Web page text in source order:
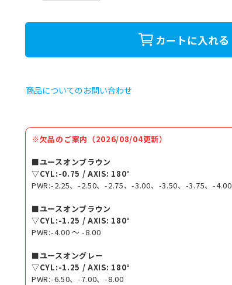
カートに入れる
商品についてのお問い合わせ
※欠品のご案内（2026/08/04更新）
■ユースオンブラウン
▽CYL:-0.75 / AXIS: 180°
PWR:-2.25、-2.50、-2.75、-3.00、-3.50、-3.75、-4.00
■ユースオンブラウン
▽CYL:-1.25 / AXIS: 180°
PWR:-4.00 ～ -8.00
■ユースオングレー
▽CYL:-1.25 / AXIS: 180°
PWR:-6.50、-7.00、-8.00